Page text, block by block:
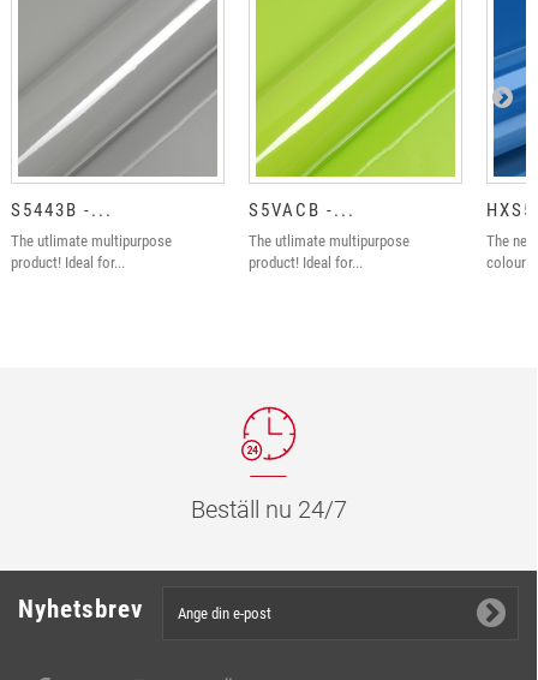
S5443B -...
The utlimate multipurpose
product! Ideal for...
S5VACB -...
The utlimate multipurpose
product! Ideal for...
The
colours
Beställ nu 24/7
Nyhetsbrev